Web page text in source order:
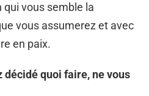
qui vous semble la
vous assumerez et avec
en paix.
décidé quoi faire, ne vous